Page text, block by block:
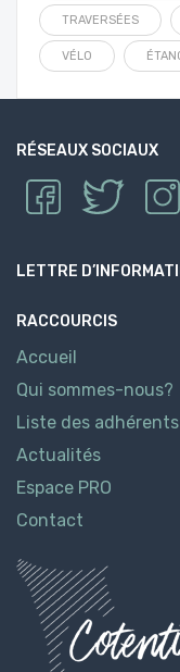
TRAVERSÉES
VÉLO
RÉSEAUX SOCIAUX
LETTRE
RACCOURCIS
Accueil
Qui sommes-nous?
Liste des adhérents
Actualités
Espace PRO
Contact